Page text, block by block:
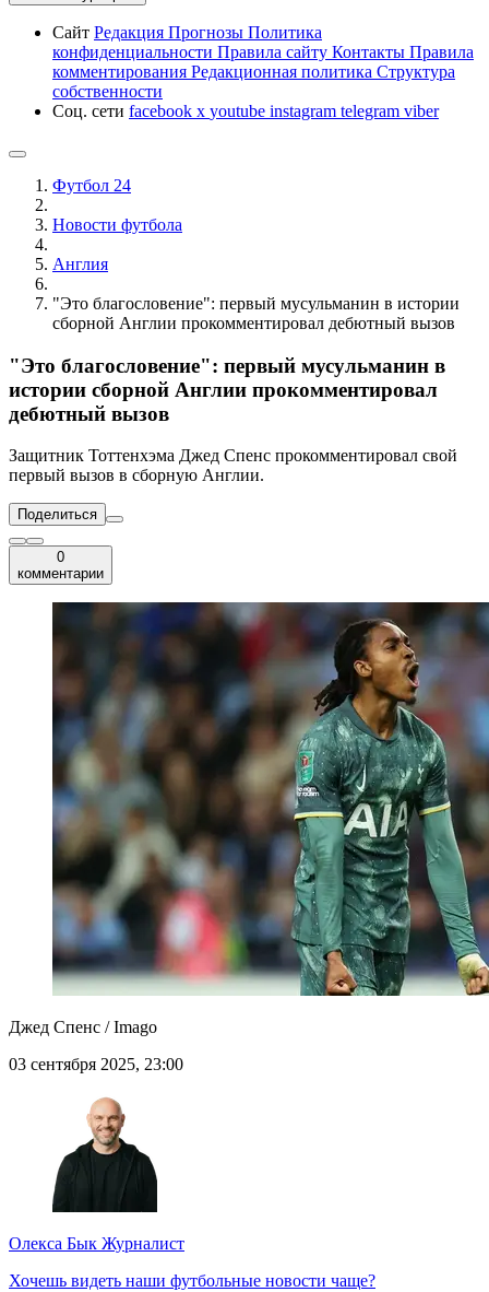
Сайт Редакция Прогнозы Политика
конфиденциальности Правила сайту Контакты Правила
комментирования Редакционная политика Структура
собственности
Соц. сети facebook x youtube instagram telegram viber
Футбол 24
Новости футбола
Англия
"Это благословение": первый мусульманин в истории
сборной Англии прокомментировал дебютный вызов
"Это благословение": первый мусульманин в
истории сборной Англии прокомментировал
дебютный вызов
Защитник Тоттенхэма Джед Спенс прокомментировал свой
первый вызов в сборную Англии.
Поделиться
0
комментарии
Джед Спенс / Imago
03 сентября 2025, 23:00
Олекса Бык Журналист
Хочешь видеть наши футбольные новости чаще?